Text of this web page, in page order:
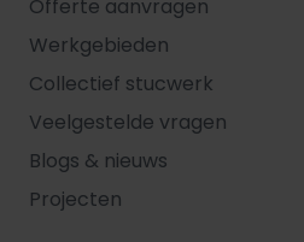
Offerte aanvragen
Werkgebieden
Collectief stucwerk
Veelgestelde vragen
Blogs & nieuws
Projecten